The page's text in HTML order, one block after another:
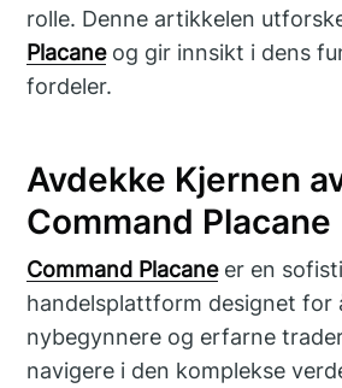
rolle. Denne artikkelen
Placaneog gir innsikt i dens
fordeler.
Avdekke Kjernen
Command Placane
Command Placaneer en
handelsplattform designet for
nybegynnere og erfarne
navigere i den komplekse